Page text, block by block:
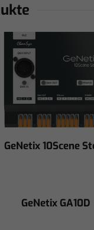
GeNetix 10Scene
GeNetix GA10D